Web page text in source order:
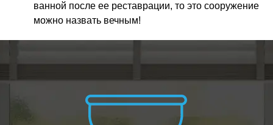
ванной после ее реставрации, то это сооружение
можно назвать вечным!